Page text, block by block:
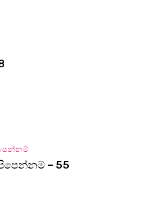
– 55